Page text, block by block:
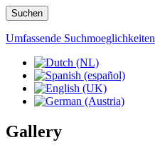
Suchen
Umfassende Suchmoeglichkeiten
Gallery